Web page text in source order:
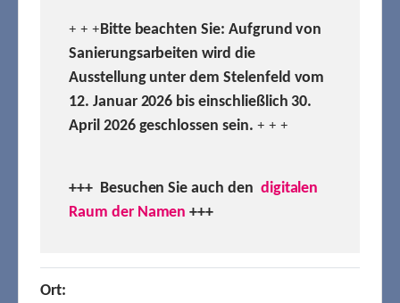
+ + +Bitte beachten Sie: Aufgrund von
Sanierungsarbeiten wird die
Ausstellung unter dem Stelenfeld vom
12. Januar 2026 bis einschließlich 30.
April 2026 geschlossen sein. + + +
+++ Besuchen Sie auch den digitalen
Raum der Namen +++
Ort: